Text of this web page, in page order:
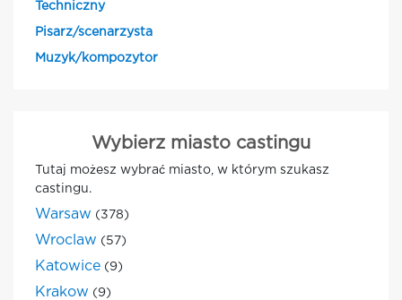
Techniczny
Pisarz/scenarzysta
Muzyk/kompozytor
Wybierz miasto castingu
Tutaj możesz wybrać miasto, w którym szukasz
castingu.
Warsaw (378)
Wroclaw (57)
Katowice (9)
Krakow (9)